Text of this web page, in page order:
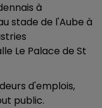
à
stade de l'Aube à
Le Palace de St
d'emplois,
public.